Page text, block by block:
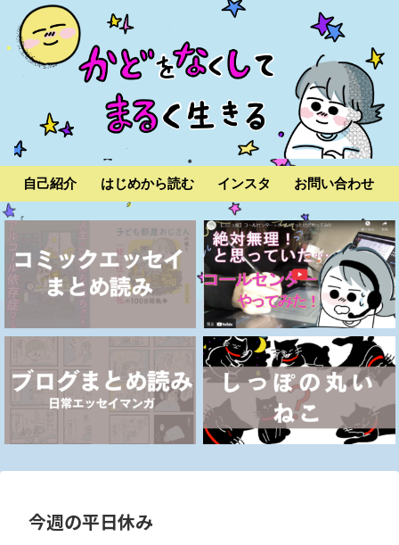
自己紹介 はじめから読む インスタ お問い合わせ
今週の平日休み